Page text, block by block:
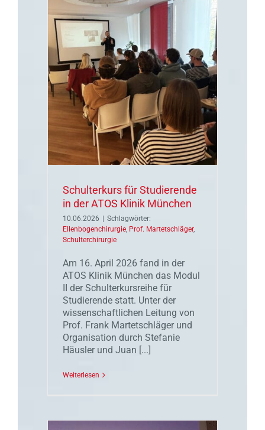
Schulterkurs für Studierende
in der ATOS Klinik München
10.06.2026 | Schlagwörter:
Ellenbogenchirurgie Prof. Martetschläger,
Schulterchirurgie
Am 16. April 2026 fand in der
ATOS Klinik München das Modul
II der Schulterkursreihe für
Studierende statt. Unter der
wissenschaftlichen Leitung von
Prof. Frank Martetschläger und
Organisation durch Stefanie
Häusler und Juan [...]
Weiterlesen